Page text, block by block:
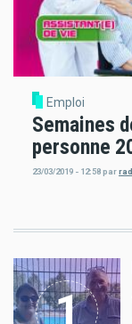
Emploi
Semaines
personne
23/03/2019 - 12:58par